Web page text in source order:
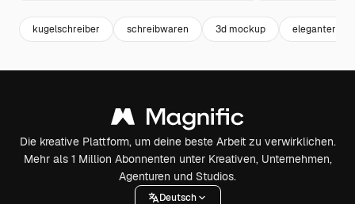
kugelschreiber schreibwaren 3d mockup eleganter
Die kreative Plattform, um deine beste Arbeit zu verwirklichen.
Mehr als 1 Million Abonnenten unter Kreativen, Unternehmen,
Agenturen und Studios.
Deutsch